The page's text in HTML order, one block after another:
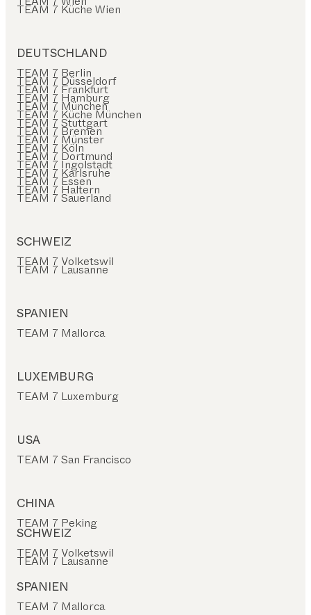
TEAM 7 Küche Wien
DEUTSCHLAND
TEAM 7 Berlin
TEAM 7 Düsseldorf
TEAM 7 Frankfurt
TEAM 7 Hamburg
TEAM 7 München
TEAM 7 Küche München
TEAM 7 Stuttgart
TEAM 7 Bremen
TEAM 7 Münster
TEAM 7 Köln
TEAM 7 Dortmund
TEAM 7 Ingolstadt
TEAM 7 Karlsruhe
TEAM 7 Essen
TEAM 7 Haltern
TEAM 7 Sauerland
SCHWEIZ
TEAM 7 Volketswil
TEAM 7 Lausanne
SPANIEN
TEAM 7 Mallorca
LUXEMBURG
TEAM 7 Luxemburg
USA
TEAM 7 San Francisco
CHINA
TEAM 7 Peking
SCHWEIZ
TEAM 7 Volketswil
TEAM 7 Lausanne
SPANIEN
TEAM 7 Mallorca